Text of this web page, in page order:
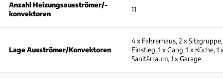
Anzahl Heizungsausströmer/-
konvektoren
11
Lage Ausströmer/Konvektoren
4 x Fahrerhaus, 2 x Sitzgruppe,
Einstieg, 1 x Gang, 1 x Küche, 1
Sanitärraum, 1 x Garage